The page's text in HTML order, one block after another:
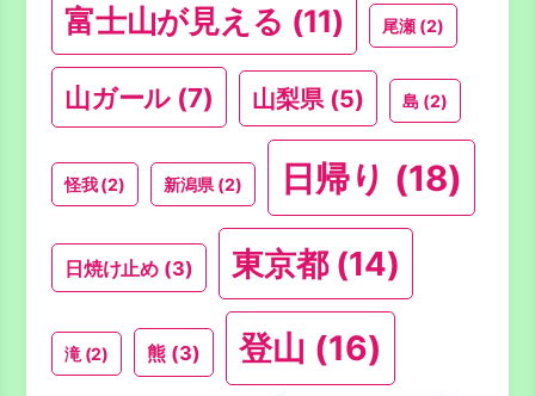
富士山が見える (11) 尾瀬 (2)
山ガール (7) 山梨県 (5) 島 (2)
怪我(2) 新潟県 (2) 日帰り (18)
日焼け止め (3) 東京都(14)
滝 (2) 熊 (3) 登山 (16)